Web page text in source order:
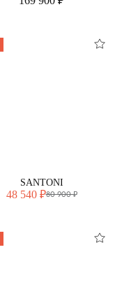
SANTONI
48 540 ₽80 900 ₽